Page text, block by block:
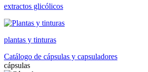
extractos glicólicos
plantas y tinturas
Catálogo de cápsulas y capsuladores
cápsulas